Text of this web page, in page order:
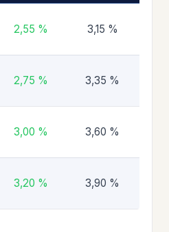
2,55 % 3,15 %
2,75 % 3,35 %
3,00 % 3,60 %
3,20 % 3,90 %